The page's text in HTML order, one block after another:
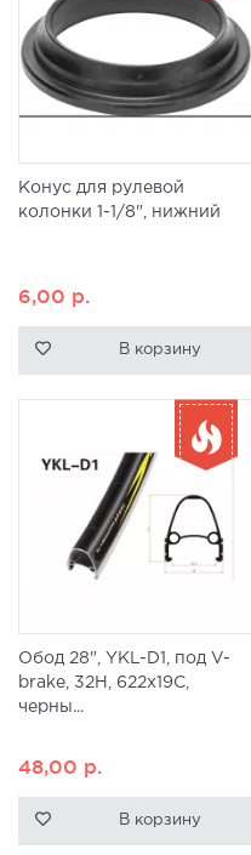
Конус для рулевой
колонки 1-1/8", нижний
6,00 р.
В корзину
Обод 28", YKL-D1, под V-
brake, 32H, 622x19С,
черны...
48,00 р.
В корзину